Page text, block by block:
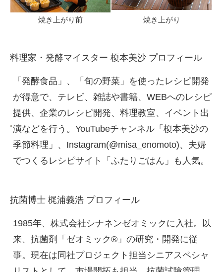
焼き上がり前 焼き上がり
料理家・発酵マイスター 榎本美沙 プロフィール
「発酵食品」、「旬の野菜」を使ったレシピ開発
が得意で、テレビ、雑誌や書籍、WEBへのレシピ
提供、企業のレシピ開発、料理教室、イベント出
演などを行う。YouTubeチャンネル「榎本美沙の
季節料理」、Instagram(@misa_enomoto)、夫婦
でつくるレシピサイト「ふたりごはん」も人気。
抗菌博士 梶浦義浩 プロフィール
1985年、株式会社シナネンゼオミックに入社。以
来、抗菌剤「ゼオミック®」の研究・開発に従
事。現在は同社プロジェクト担当シニアスペシャ